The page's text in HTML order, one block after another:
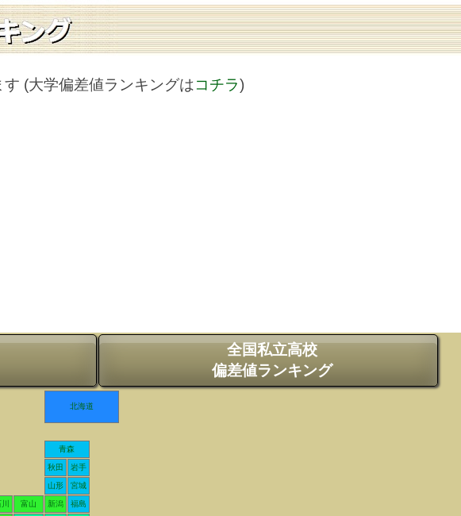
す (大学偏差値ランキングはコチラ)
全国私立高校
偏差値ランキング
北海道
青森
秋田 岩手
山形 宮城
富山 新潟 福島